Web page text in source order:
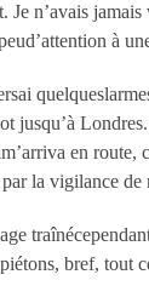
n’avais
à
en
la vigilance de
bref, tout